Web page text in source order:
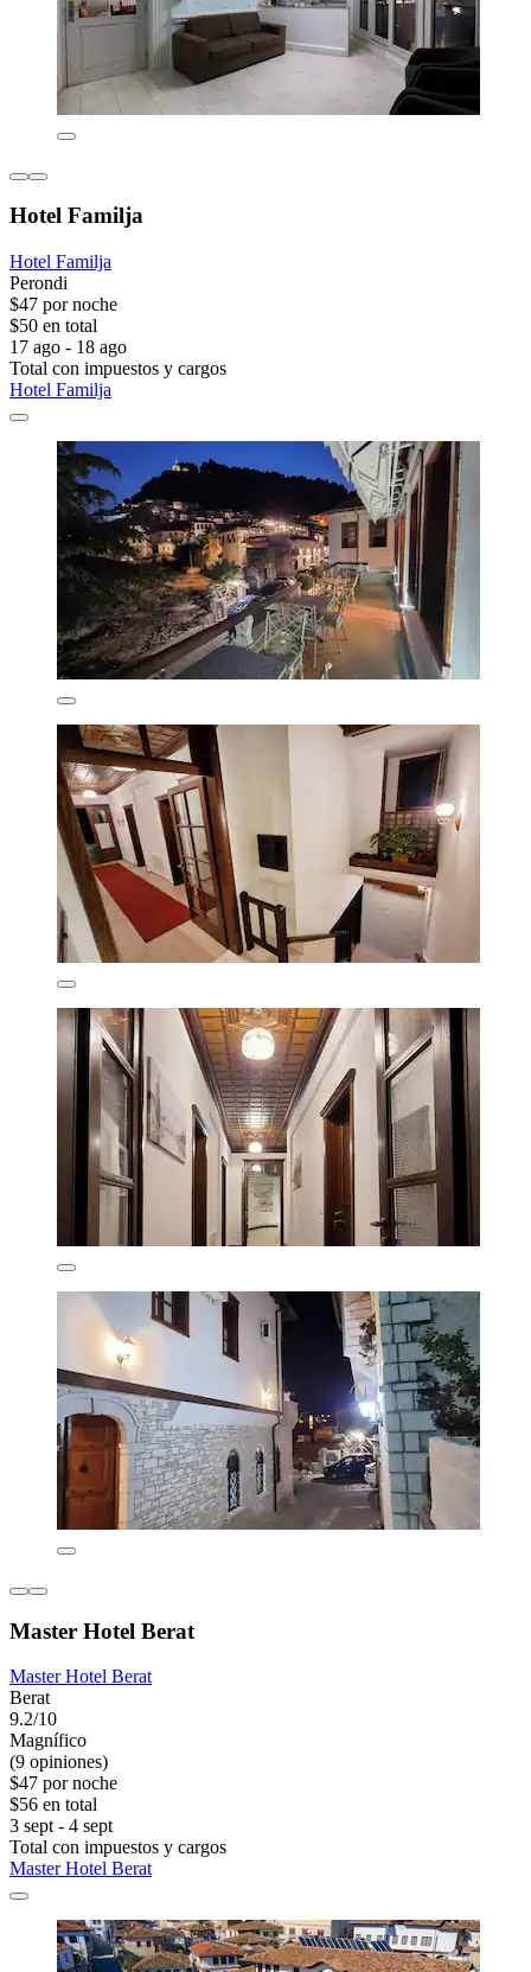
Hotel Familja
Hotel Familja
Perondi
$47 por noche
$50 en total
17 ago - 18 ago
Total con impuestos y cargos
Hotel Familja
Master Hotel Berat
Master Hotel Berat
Berat
9.2/10
Magnífico
(9 opiniones)
$47 por noche
$56 en total
3 sept - 4 sept
Total con impuestos y cargos
Master Hotel Berat